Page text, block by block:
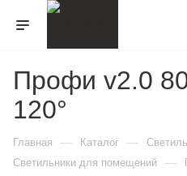
Профи v2.0
120°
Главная — Каталог —
Светильники для помещений —